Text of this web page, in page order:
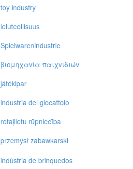
toy industry
leluteollisuus
Spielwarenindustrie
βιoμηχαvία παιχvιδιώv
játékipar
industria del giocattolo
rotaļlietu rūpniecība
przemysł zabawkarski
indústria de brinquedos